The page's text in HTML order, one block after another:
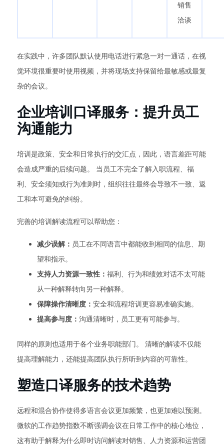
销售
洽谈
在实践中，许多团队默认使用电话进行紧急一对一通话，在视
觉环境很重要时使用视频，并将现场支持保留给最敏感或最复
杂的会议。
企业培训口译服务：提升员工
沟通能力
培训是政策、安全和日常执行的交汇点，因此，语言差距可能
会造成严重的后续问题。 当员工不完全了解入职流程、福
利、安全须知或行为准则时，组织往往最终会导致不一致、返
工和本可避免的纠纷。
完善的培训解读流程可以帮助您：
减少误解： 员工在不同语言中都能收到相同的信息、期
望和指示。
支持人力资源一致性： 福利、行为和绩效对话不太可能
从一种解释转向另一种解释。
保障操作清晰度： 安全和流程培训更容易准确实施。
提高参与度： 沟通清晰时，员工更有可能参与。
同样的原则也适用于各个业务职能部门。 清晰的解读不仅能
提高理解能力，还能提高团队执行所听到内容的可靠性。
塑造口译服务的技术趋势
远程和混合协作使得多语言会议更加频繁，也更加难以预测。
微软的工作趋势指数不断强调会议在日常工作中的核心地位，
这有助于解释为什么即时访问解读对销售、人力资源和运营团